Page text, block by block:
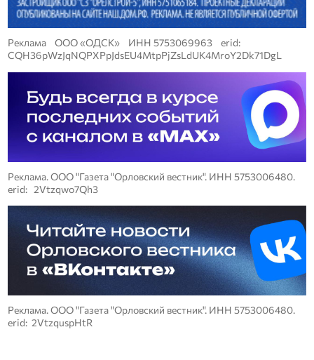
Реклама ООО «ОДСК» ИНН 5753069963 erid:
CQH36pWzJqNQPXPpJdsEU4MtpPjZsLdUK4MroY2Dk71DgL
Реклама. ООО "Газета "Орловский вестник". ИНН 5753006480.
erid: 2Vtzqwo7Qh3
Реклама. ООО "Газета "Орловский вестник". ИНН 5753006480.
erid: 2VtzquspHtR